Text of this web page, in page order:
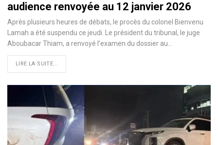
audience renvoyée au 12 janvier 2026
Après plusieurs heures de débats, le procès du colonel Bienvenu
Lamah a été suspendu ce jeudi. Le président du tribunal, le juge
Aboubacar Thiam, a renvoyé l’examen du dossier au…
LIRE LA SUITE...